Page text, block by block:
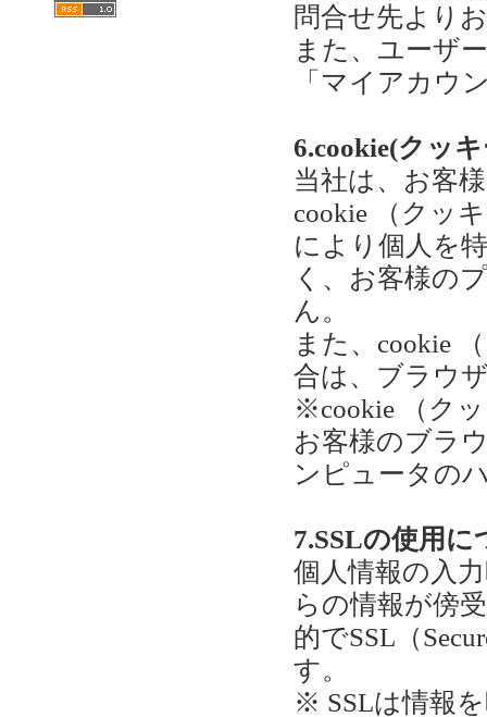
問合せ先より
また、ユーザ
「マイアカウ
6.cookie(クッ
当社は、お客
cookie （クッ
により個人を
く、お客様の
ん。
また、cookie
合は、ブラウ
※cookie （ク
お客様のブラ
ンピュータの
7.SSLの使用に
個人情報の入
らの情報が傍
的でSSL（
す。
※ SSLは情報